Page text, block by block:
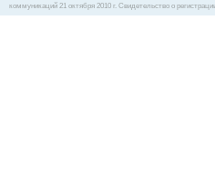
коммуникаций 21 октября 2010 г. Свидетельство о